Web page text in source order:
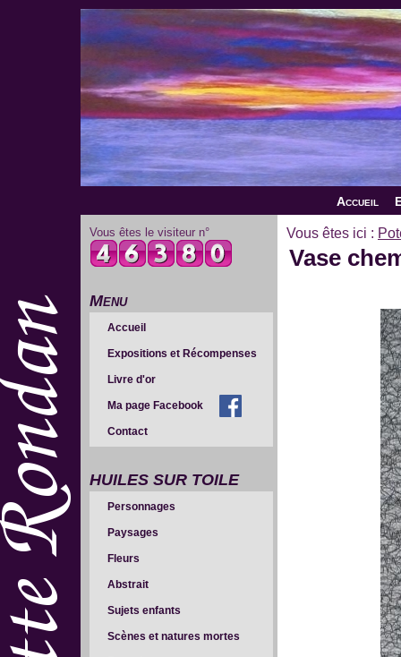
Accueil
Vous êtes le visiteur n°
Menu
Accueil
Expositions et Récompenses
Livre d'or
Ma page Facebook
Contact
HUILES SUR TOILE
Personnages
Paysages
Fleurs
Abstrait
Sujets enfants
Scènes et natures mortes
Vous êtes ici :
Vase